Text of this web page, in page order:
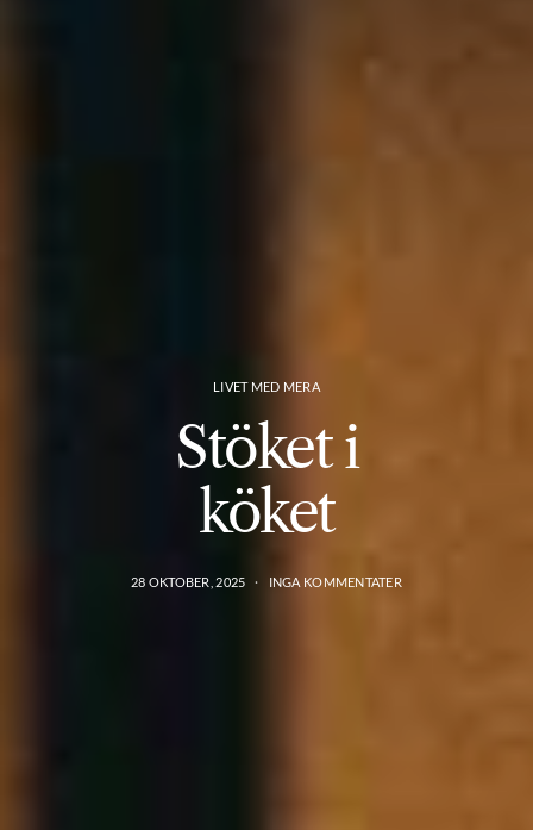
LIVET MED MERA
Stöket i
köket
28 OKTOBER, 2025 INGA KOMMENTATER